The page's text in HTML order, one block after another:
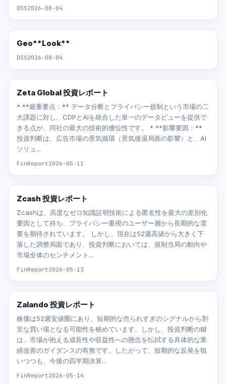
OSS2026-08-04
Geo**Look**
OSS2026-08-04
Zeta Global 投資レポート
* **最重要点：** データ分断とプライバシー規制という市場の二
大課題に対し、CDPとAIを統合した単一のデータビューを提供で
きる点が、同社の最大の技術的優位性です。 * **影響要因：**
投資判断は、広告市場の景気循環（景気後退局面の影響）と、AI
ソリュ...
FinReport2026-05-11
Zcash 投資レポート
Zcashは、高度なゼロ知識証明技術による匿名性を最大の差別化
要因として持ち、プライバシー重視のユーザー層から長期的な需
要を期待されています。 しかし、現在は52週高値から大きく下
落した調整局面であり、投資判断においては、規制当局の動向や
市場全体のセンチメント...
FinReport2026-05-13
Zalando 投資レポート
株価は52週安値圏にあり、短期的な売られすぎのシグナルから割
安な買い場となる可能性を秘めています。しかし、投資判断の鍵
は、市場が抱える成長性や収益性への懸念を払拭する具体的な業
績改善のガイダンスの有無です。したがって、短期的な反発を狙
いつつも、今後の四半期決算...
FinReport2026-05-14